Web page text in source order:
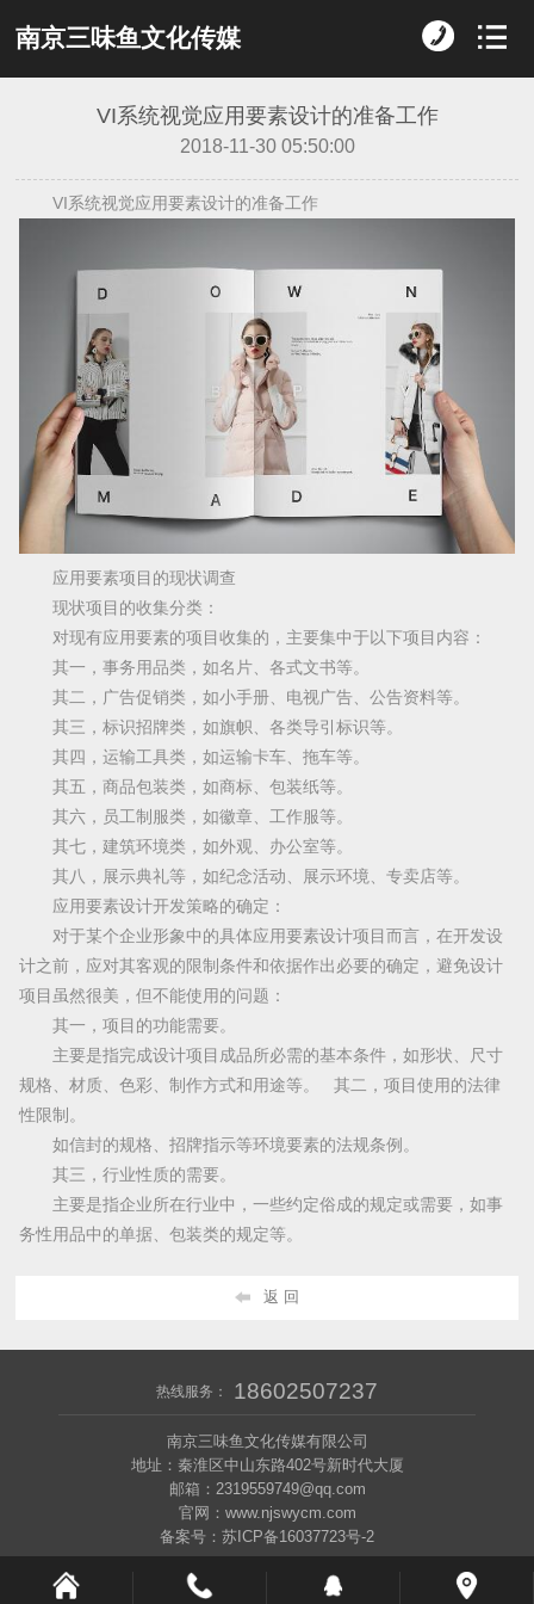
南京三味鱼文化传媒
VI系统视觉应用要素设计的准备工作
2018-11-30 05:50:00
VI系统视觉应用要素设计的准备工作
应用要素项目的现状调查
现状项目的收集分类：
对现有应用要素的项目收集的，主要集中于以下项目内容：
其一，事务用品类，如名片、各式文书等。
其二，广告促销类，如小手册、电视广告、公告资料等。
其三，标识招牌类，如旗帜、各类导引标识等。
其四，运输工具类，如运输卡车、拖车等。
其五，商品包装类，如商标、包装纸等。
其六，员工制服类，如徽章、工作服等。
其七，建筑环境类，如外观、办公室等。
其八，展示典礼等，如纪念活动、展示环境、专卖店等。
应用要素设计开发策略的确定：
对于某个企业形象中的具体应用要素设计项目而言，在开发设
计之前，应对其客观的限制条件和依据作出必要的确定，避免设计
项目虽然很美，但不能使用的问题：
其一，项目的功能需要。
主要是指完成设计项目成品所必需的基本条件，如形状、尺寸
规格、材质、色彩、制作方式和用途等。 其二，项目使用的法律
性限制。
如信封的规格、招牌指示等环境要素的法规条例。
其三，行业性质的需要。
主要是指企业所在行业中，一些约定俗成的规定或需要，如事
务性用品中的单据、包装类的规定等。
返 回
热线服务： 18602507237
南京三味鱼文化传媒有限公司
地址：秦淮区中山东路402号新时代大厦
邮箱：2319559749@qq.com
官网：www.njswycm.com
备案号：苏ICP备16037723号-2